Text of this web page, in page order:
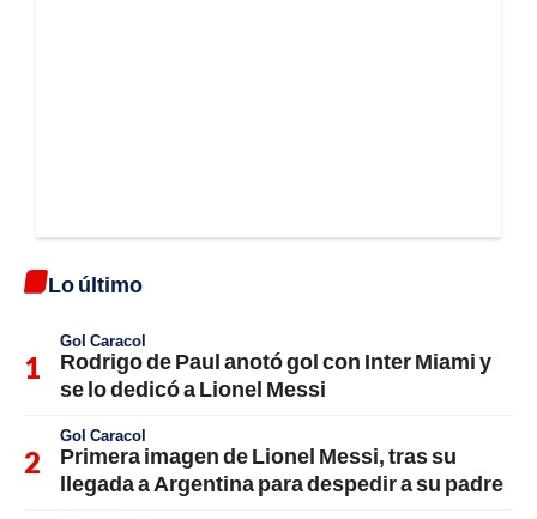
Lo último
Gol Caracol
Rodrigo de Paul anotó gol con Inter Miami y
se lo dedicó a Lionel Messi
Gol Caracol
Primera imagen de Lionel Messi, tras su
llegada a Argentina para despedir a su padre